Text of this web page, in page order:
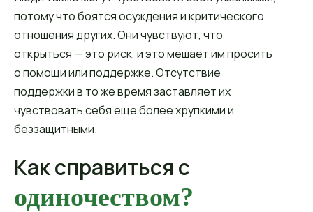
потому что боятся осуждения и критического
отношения других. Они чувствуют, что
открыться — это риск, и это мешает им просить
о помощи или поддержке. Отсутствие
поддержки в то же время заставляет их
чувствовать себя еще более хрупкими и
беззащитными.
Как справиться с
одиночеством?